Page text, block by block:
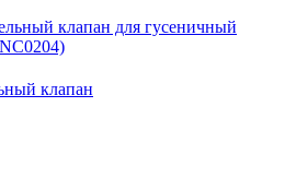
клапан